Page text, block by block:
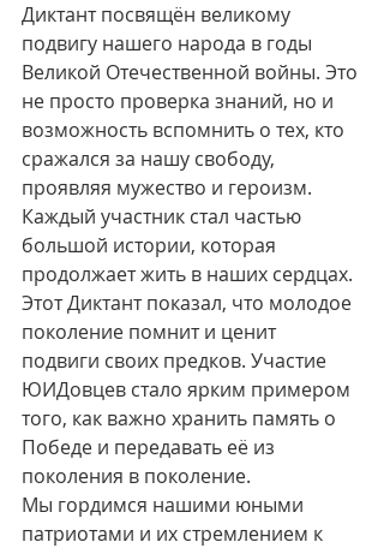
Диктант посвящён великому
подвигу нашего народа в годы
Великой Отечественной войны. Это
не просто проверка знаний, но и
возможность вспомнить о тех, кто
сражался за нашу свободу,
проявляя мужество и героизм.
Каждый участник стал частью
большой истории, которая
продолжает жить в наших сердцах.
Этот Диктант показал, что молодое
поколение помнит и ценит
подвиги своих предков. Участие
ЮИДовцев стало ярким примером
того, как важно хранить память о
Победе и передавать её из
поколения в поколение.
Мы гордимся нашими юными
патриотами и их стремлением к